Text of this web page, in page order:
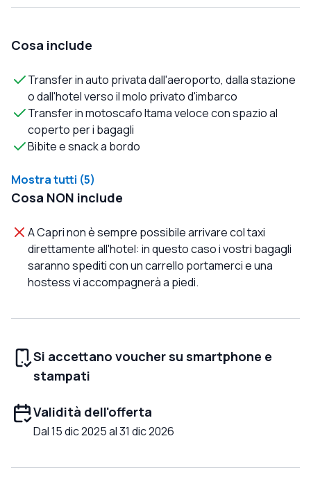
Cosa include
Transfer in auto privata dall'aeroporto, dalla stazione
o dall'hotel verso il molo privato d'imbarco
Transfer in motoscafo Itama veloce con spazio al
coperto per i bagagli
Bibite e snack a bordo
Mostra tutti (5)
Cosa NON include
A Capri non è sempre possibile arrivare col taxi
direttamente all'hotel: in questo caso i vostri bagagli
saranno spediti con un carrello portamerci e una
hostess vi accompagnerà a piedi.
Si accettano voucher su smartphone e
stampati
Validità dell'offerta
Dal 15 dic 2025 al 31 dic 2026